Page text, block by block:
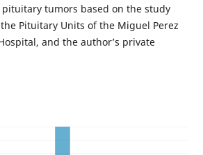
tumors based on the study
Pituitary Units of the Miguel Perez
and the author’s private